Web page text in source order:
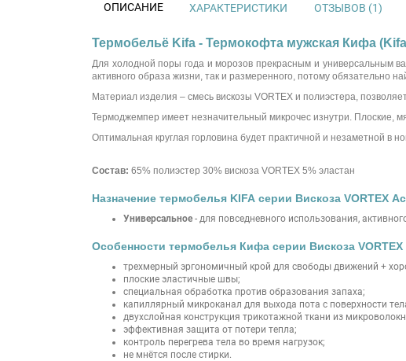
ОПИСАНИЕ ХАРАКТЕРИСТИКИ ОТЗЫВОВ (1)
Термобельё Kifa - Термокофта мужская Кифа
Для холодной поры года и морозов прекрасным и универсальным
активного образа жизни, так и размеренного, потому обязательно
Материал изделия – смесь вискозы VORTEX и полиэстера,
Термоджемпер имеет незначительный микрочес изнутри. Плоские,
Оптимальная круглая горловина будет практичной и незаметной в
Состав: 65% полиэстер 30% вискоза VORTEX 5% эластан
Назначение термобелья KIFA серии Вискоза VORTEX
Универсальное - для повседневного использования,
Особенности термобелья Кифа серии Вискоза
трехмерный эргономичный крой для свободы движений +
плоские эластичные швы;
специальная обработка против образования запаха;
капиллярный микроканал для выхода пота с поверхности
двухслойная конструкция трикотажной ткани из
эффективная защита от потери тепла;
контроль перегрева тела во время нагрузок;
не мнётся после стирки.